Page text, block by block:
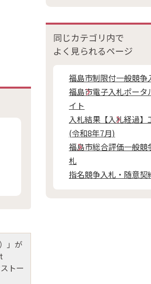
」が
トー
同じカテゴリ内で
よく見られるページ
福島市制限付一般競争
福島市電子入札ポータ
イト
入札結果【入札経過】
(令和8年7月)
福島市総合評価一般競
札
指名競争入札・随意契